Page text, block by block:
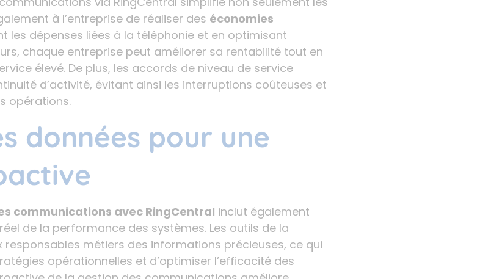
à l’entreprise de réaliser des économies
les dépenses liées à la téléphonie et en optimisant
chaque entreprise peut améliorer sa rentabilité tout en
élevé. De plus, les accords de niveau de service
d’activité, évitant ainsi les interruptions coûteuses et
opérations.
données pour une
communications avec RingCentral inclut également
de la performance des systèmes. Les outils de la
métiers des informations précieuses, ce qui
opérationnelles et d’optimiser l’efficacité des